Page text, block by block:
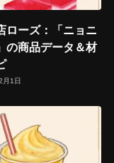
ローズ：「ニョニ
の商品データ＆材
月1日